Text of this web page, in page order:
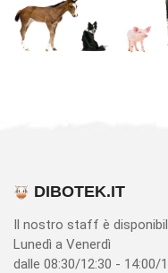
DIBOTEK.IT
Il nostro staff è
Lunedì a Venerdì
dalle 08:30/12:30 - 14:00/